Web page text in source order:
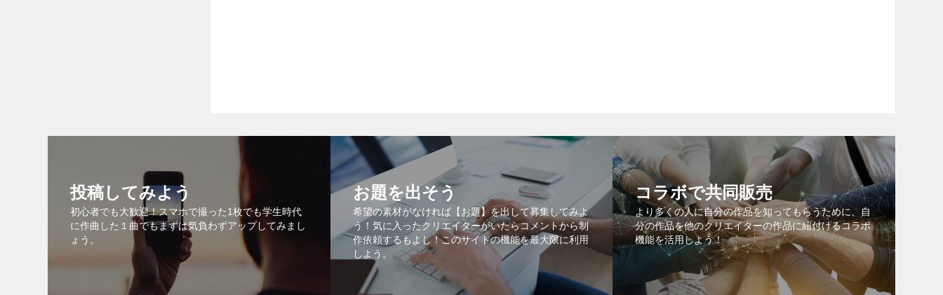
投稿してみよう
初心者でも大歓迎！スマホで撮った1枚でも学生時代
に作曲した１曲でもまずは気負わずアップしてみまし
ょう。
お題を出そう
希望の素材がなければ【お題】を出して募集してみよ
う！気に入ったクリエイターがいたらコメントから制
作依頼するもよし！このサイトの機能を最大限に利用
しよう。
コラボで共同販売
より多くの人に自分の作品を知ってもらうために、自
分の作品を他のクリエイターの作品に紐付けるコラボ
機能を活用しよう！